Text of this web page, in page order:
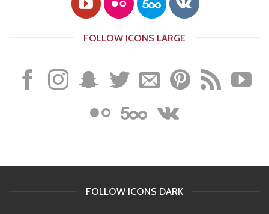
FOLLOW ICONS LARGE
FOLLOW ICONS DARK